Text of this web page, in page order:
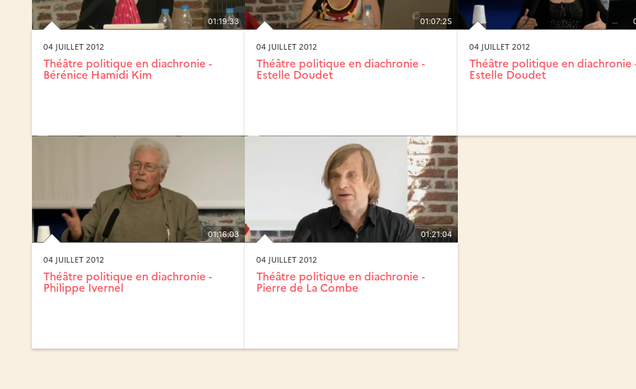
01:19:33
04 JUILLET 2012
Théâtre politique en diachronie -
Bérénice Hamidi Kim
01:07:25
04 JUILLET 2012
Théâtre politique en diachronie -
Estelle Doudet
04 JUILLET 2012
Théâtre politique en diachronie
Estelle Doudet
01:16:03
04 JUILLET 2012
Théâtre politique en diachronie -
Philippe Ivernel
01:21:04
04 JUILLET 2012
Théâtre politique en diachronie -
Pierre de La Combe